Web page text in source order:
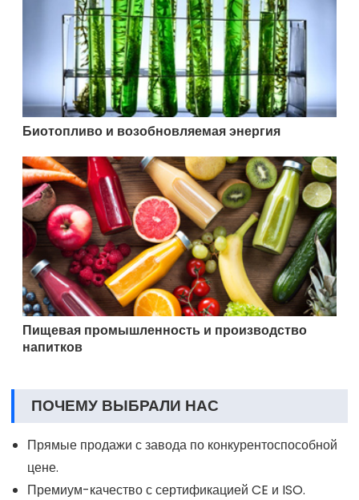
Биотопливо и возобновляемая энергия
Пищевая промышленность и производство
напитков
ПОЧЕМУ ВЫБРАЛИ НАС
Прямые продажи с завода по конкурентоспособной
цене.
Премиум-качество с сертификацией CE и ISO.